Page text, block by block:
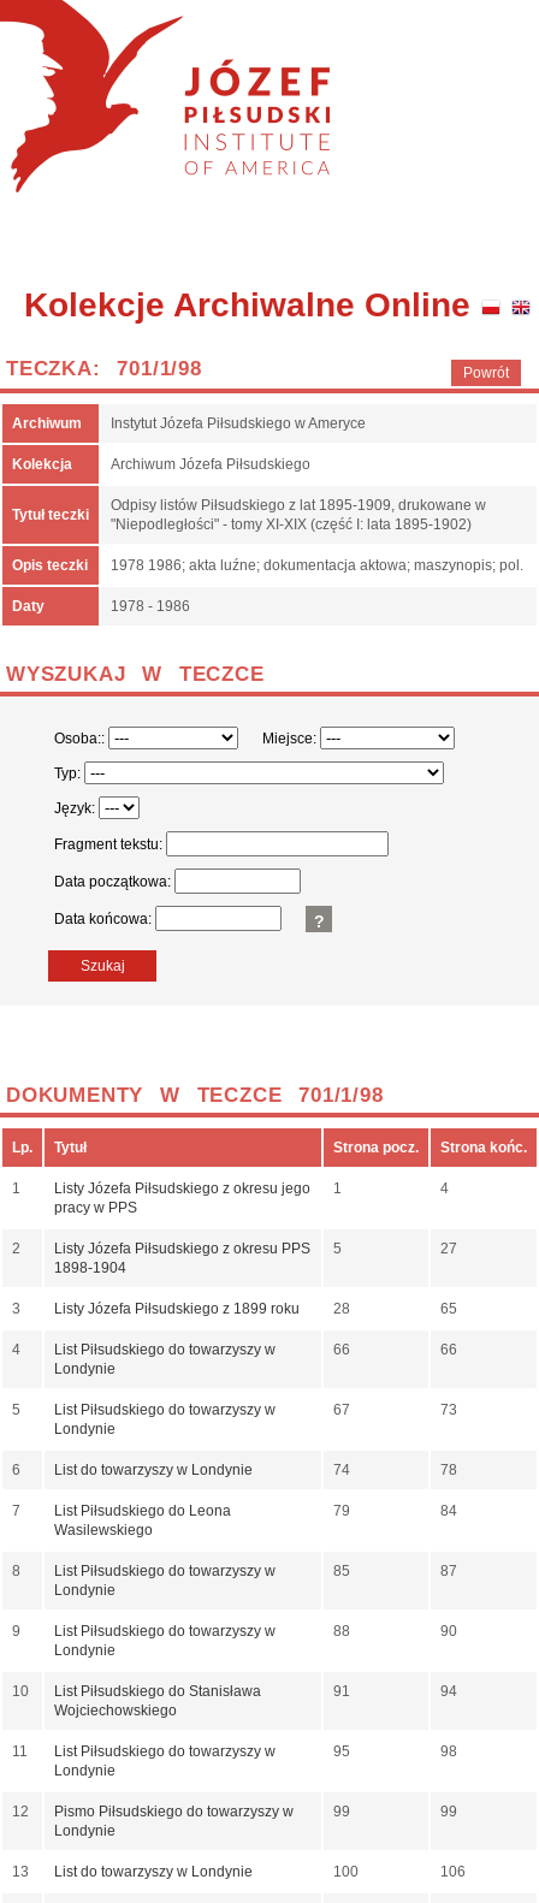
Kolekcje Archiwalne Online
Powrót
TECZKA: 701/1/98
Archiwum Instytut Józefa Piłsudskiego w Ameryce
Kolekcja Archiwum Józefa Piłsudskiego
Tytuł teczki
Odpisy listów Piłsudskiego z lat 1895-1909, drukowane w
"Niepodległości" - tomy XI-XIX (część I: lata 1895-1902)
Opis teczki 1978 1986; akta luźne; dokumentacja aktowa; maszynopis; pol.
Daty 1978 - 1986
WYSZUKAJ W TECZCE
Osoba:: Miejsce:
Typ:
Język:
Fragment tekstu:
Data początkowa:
Data końcowa: ?
Szukaj
DOKUMENTY W TECZCE 701/1/98
Lp. Tytuł Strona pocz. Strona końc.
1
Listy Józefa Piłsudskiego z okresu jego
pracy w PPS
1 4
2
Listy Józefa Piłsudskiego z okresu PPS
1898-1904
5 27
3 Listy Józefa Piłsudskiego z 1899 roku 28 65
4
List Piłsudskiego do towarzyszy w
Londynie
66 66
5
List Piłsudskiego do towarzyszy w
Londynie
67 73
6 List do towarzyszy w Londynie 74 78
7
List Piłsudskiego do Leona
Wasilewskiego
79 84
8
List Piłsudskiego do towarzyszy w
Londynie
85 87
9
List Piłsudskiego do towarzyszy w
Londynie
88 90
10
List Piłsudskiego do Stanisława
Wojciechowskiego
91 94
11
List Piłsudskiego do towarzyszy w
Londynie
95 98
12
Pismo Piłsudskiego do towarzyszy w
Londynie
99 99
13 List do towarzyszy w Londynie 100 106